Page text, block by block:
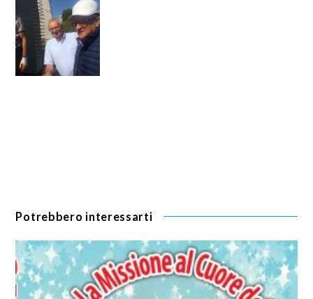
Potrebbero interessarti